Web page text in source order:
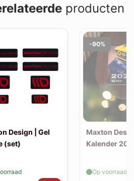
producten
Design | Gel
(set)
-90%
Maxton
Kalender
Op voorraad